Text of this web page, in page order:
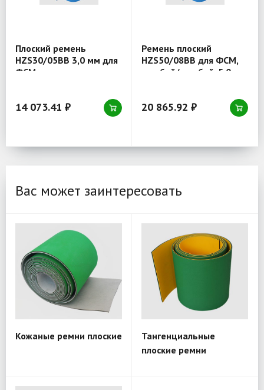
Плоский ремень
HZS30/05BB 3,0 мм для
ФСМ
14 073.41 ₽
Ремень плоский
HZS50/08BB для ФСМ,
голубой/голубой, 5,0 мм
20 865.92 ₽
Вас может заинтересовать
Кожаные ремни плоские
Тангенциальные
плоские ремни